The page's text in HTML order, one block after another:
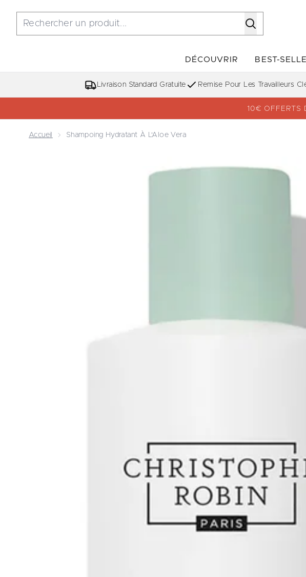
DÉCOUVRIR BEST-
Livraison Standard Gratuite Remise Pour Les Travailleurs
10€ OFFERTS
Accueil Shampoing Hydratant À L'Aloe Vera